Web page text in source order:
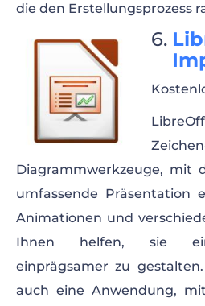
die den Erstellungsprozess
Diagrammwerkzeuge, mit
umfassende Präsentation
Animationen und
Ihnen helfen, sie
einprägsamer zu
auch eine Anwendung,